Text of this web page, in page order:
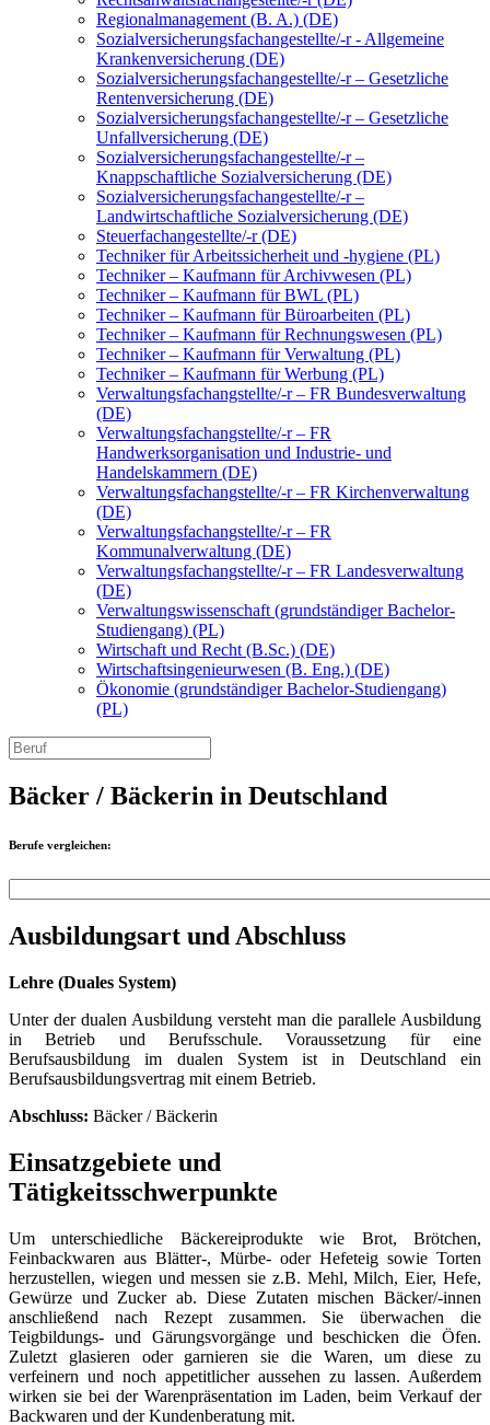
Regionalmanagement (B. A.) (DE)
Sozialversicherungsfachangestellte/-r - Allgemeine
Krankenversicherung (DE)
Sozialversicherungsfachangestellte/-r – Gesetzliche
Rentenversicherung (DE)
Sozialversicherungsfachangestellte/-r – Gesetzliche
Unfallversicherung (DE)
Sozialversicherungsfachangestellte/-r –
Knappschaftliche Sozialversicherung (DE)
Sozialversicherungsfachangestellte/-r –
Landwirtschaftliche Sozialversicherung (DE)
Steuerfachangestellte/-r (DE)
Techniker für Arbeitssicherheit und -hygiene (PL)
Techniker – Kaufmann für Archivwesen (PL)
Techniker – Kaufmann für BWL (PL)
Techniker – Kaufmann für Büroarbeiten (PL)
Techniker – Kaufmann für Rechnungswesen (PL)
Techniker – Kaufmann für Verwaltung (PL)
Techniker – Kaufmann für Werbung (PL)
Verwaltungsfachangstellte/-r – FR Bundesverwaltung
(DE)
Verwaltungsfachangstellte/-r – FR
Handwerksorganisation und Industrie- und
Handelskammern (DE)
Verwaltungsfachangstellte/-r – FR Kirchenverwaltung
(DE)
Verwaltungsfachangstellte/-r – FR
Kommunalverwaltung (DE)
Verwaltungsfachangstellte/-r – FR Landesverwaltung
(DE)
Verwaltungswissenschaft (grundständiger Bachelor-
Studiengang) (PL)
Wirtschaft und Recht (B.Sc.) (DE)
Wirtschaftsingenieurwesen (B. Eng.) (DE)
Ökonomie (grundständiger Bachelor-Studiengang)
(PL)
Bäcker / Bäckerin in Deutschland
Berufe vergleichen:
Ausbildungsart und Abschluss
Lehre (Duales System)
Unter der dualen Ausbildung versteht man die parallele Ausbildung
in Betrieb und Berufsschule. Voraussetzung für eine
Berufsausbildung im dualen System ist in Deutschland ein
Berufsausbildungsvertrag mit einem Betrieb.
Abschluss: Bäcker / Bäckerin
Einsatzgebiete und
Tätigkeitsschwerpunkte
Um unterschiedliche Bäckereiprodukte wie Brot, Brötchen,
Feinbackwaren aus Blätter-, Mürbe- oder Hefeteig sowie Torten
herzustellen, wiegen und messen sie z.B. Mehl, Milch, Eier, Hefe,
Gewürze und Zucker ab. Diese Zutaten mischen Bäcker/-innen
anschließend nach Rezept zusammen. Sie überwachen die
Teigbildungs- und Gärungsvorgänge und beschicken die Öfen.
Zuletzt glasieren oder garnieren sie die Waren, um diese zu
verfeinern und noch appetitlicher aussehen zu lassen. Außerdem
wirken sie bei der Warenpräsentation im Laden, beim Verkauf der
Backwaren und der Kundenberatung mit.